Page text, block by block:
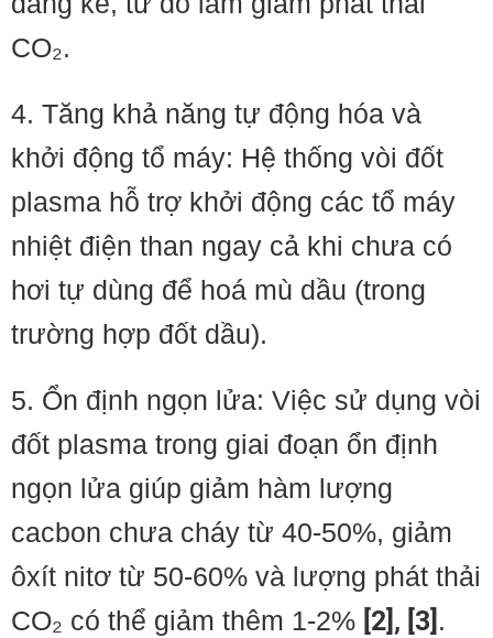
CO₂.
4. Tăng khả năng tự động hóa và
khởi động tổ máy: Hệ thống vòi đốt
plasma hỗ trợ khởi động các tổ máy
nhiệt điện than ngay cả khi chưa có
hơi tự dùng để hoá mù dầu (trong
trường hợp đốt dầu).
5. Ổn định ngọn lửa: Việc sử dụng vòi
đốt plasma trong giai đoạn ổn định
ngọn lửa giúp giảm hàm lượng
cacbon chưa cháy từ 40-50%, giảm
ôxít nitơ từ 50-60% và lượng phát thải
CO₂ có thể giảm thêm 1-2% [2], [3] .